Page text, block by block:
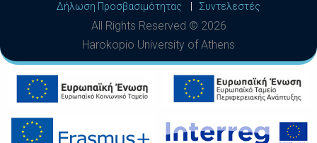
Δήλωση Προσβασιμότητας
Συντελεστές
All Rights Reserved © 2026
Harokopio University of Athens